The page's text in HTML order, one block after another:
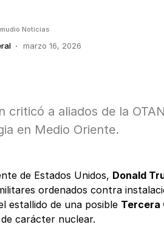
Noticias
marzo 16, 2026
criticó a aliados de la
en Medio Oriente.
de Estados Unidos, Donald
ordenados contra
estallido de una posible Tercera
carácter nuclear.